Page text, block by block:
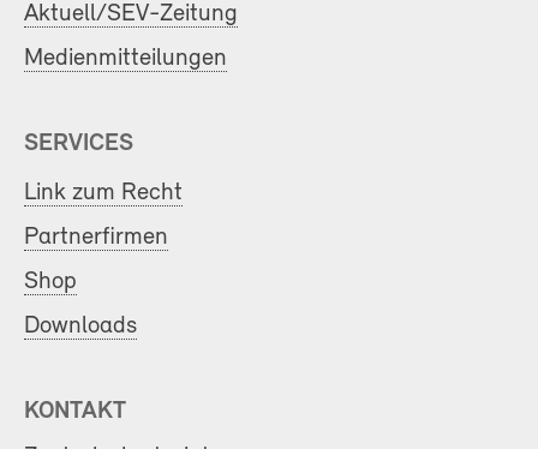
Aktuell/SEV-Zeitung
Medienmitteilungen
SERVICES
Link zum Recht
Partnerfirmen
Shop
Downloads
KONTAKT